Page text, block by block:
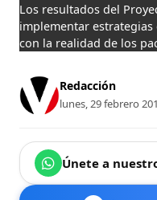
Los resultados del
implementar
con la realidad de los
Redacción
lunes, 29 febrero
Únete a